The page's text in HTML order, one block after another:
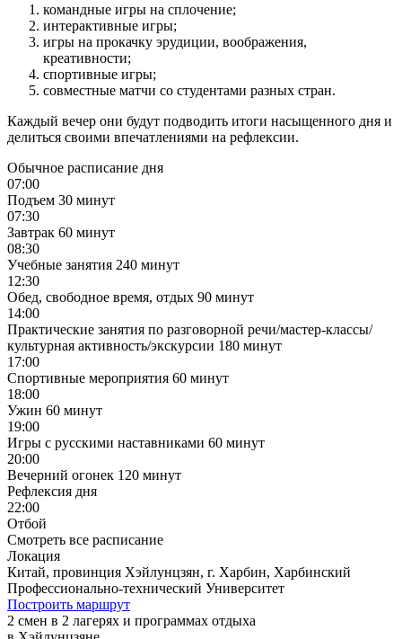
командные игры на сплочение;
интерактивные игры;
игры на прокачку эрудиции, воображения,
креативности;
спортивные игры;
совместные матчи со студентами разных стран.
Каждый вечер они будут подводить итоги насыщенного дня и
делиться своими впечатлениями на рефлексии.
Обычное расписание дня
07:00
Подъем 30 минут
07:30
Завтрак 60 минут
08:30
Учебные занятия 240 минут
12:30
Обед, свободное время, отдых 90 минут
14:00
Практические занятия по разговорной речи/мастер-классы/
культурная активность/экскурсии 180 минут
17:00
Спортивные мероприятия 60 минут
18:00
Ужин 60 минут
19:00
Игры с русскими наставниками 60 минут
20:00
Вечерний огонек 120 минут
Рефлексия дня
22:00
Отбой
Смотреть все расписание
Локация
Китай, провинция Хэйлунцзян, г. Харбин, Харбинский
Профессионально-технический Университет
Построить маршрут
2 смен в 2 лагерях и программах отдыха